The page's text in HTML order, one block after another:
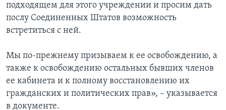
подходящем для этого учреждении и просим дать
послу Соединенных Штатов возможность
встретиться с ней.
Мы по-прежнему призываем к ее освобождению, а
также к освобождению остальных бывших членов
ее кабинета и к полному восстановлению их
гражданских и политических прав», – указывается
в документе.